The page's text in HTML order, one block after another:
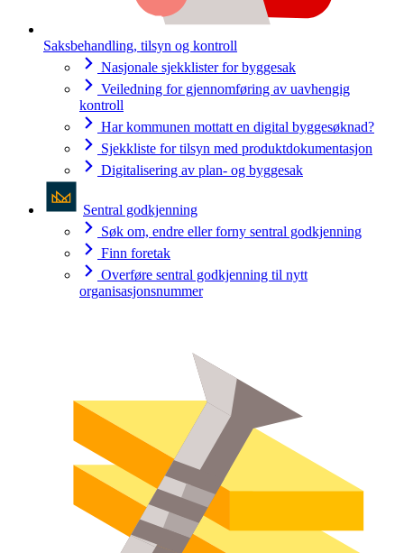
Saksbehandling, tilsyn og kontroll
Nasjonale sjekklister for byggesak
Veiledning for gjennomføring av uavhengig
kontroll
Har kommunen mottatt en digital byggesøknad?
Sjekkliste for tilsyn med produktdokumentasjon
Digitalisering av plan- og byggesak
Sentral godkjenning
Søk om, endre eller forny sentral godkjenning
Finn foretak
Overføre sentral godkjenning til nytt
organisasjonsnummer